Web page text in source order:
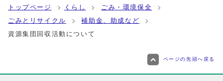
トップページ くらし
ごみ・環境保全
ごみとリサイクル
補助金、助成など
資源集団回収活動について
ページの先頭へ戻る